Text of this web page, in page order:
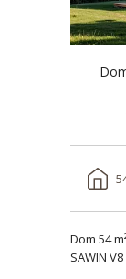
Dom 54
SAWIN